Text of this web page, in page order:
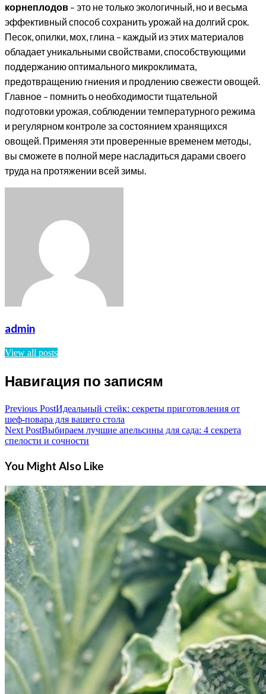
корнеплодов – это не только экологичный, но и весьма
эффективный способ сохранить урожай на долгий срок.
Песок, опилки, мох, глина – каждый из этих материалов
обладает уникальными свойствами, способствующими
поддержанию оптимального микроклимата,
предотвращению гниения и продлению свежести овощей.
Главное – помнить о необходимости тщательной
подготовки урожая, соблюдении температурного режима
и регулярном контроле за состоянием хранящихся
овощей. Применяя эти проверенные временем методы,
вы сможете в полной мере насладиться дарами своего
труда на протяжении всей зимы.
admin
View all posts
Навигация по записям
Previous PostИдеальный стейк: секреты приготовления от
шеф-повара для вашего стола
Next PostВыбираем лучшие апельсины для сада: 4 секрета
спелости и сочности
You Might Also Like